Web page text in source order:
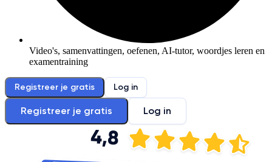
Video's, samenvattingen, oefenen, AI-tutor, woordjes leren en
examentraining
Registreer je gratis Log in
Registreer je gratis Log in